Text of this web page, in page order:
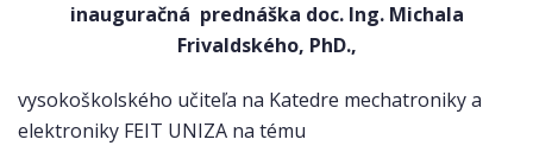
inauguračná prednáška doc. Ing. Michala
Frivaldského, PhD.,
vysokoškolského učiteľa na Katedre mechatroniky a
elektroniky FEIT UNIZA na tému